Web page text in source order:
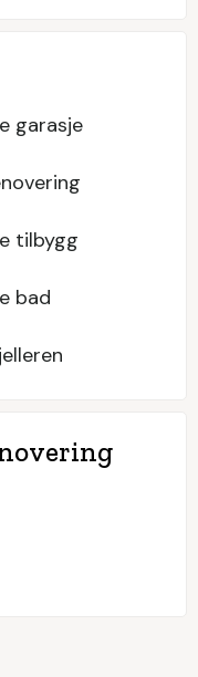
garasje
tilbygg
bad